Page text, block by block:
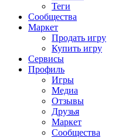
Теги
Сообщества
Маркет
Продать игру
Купить игру
Сервисы
Профиль
Игры
Медиа
Отзывы
Друзья
Маркет
Сообщества